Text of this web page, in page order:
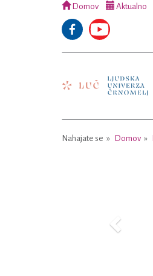
Domov Aktualno
Nahajate se Domov